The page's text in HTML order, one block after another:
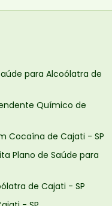
para Alcoólatra de
Químico de
Cocaína de Cajati - SP
Plano de Saúde para
de Cajati - SP